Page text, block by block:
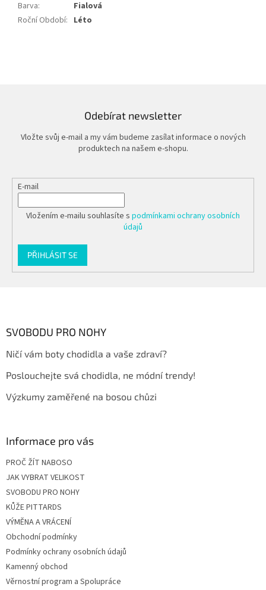
Barva:
Fialová
Roční Období: Léto
Odebírat newsletter
Vložte svůj e-mail a my vám budeme zasílat informace o nových
produktech na našem e-shopu.
E-mail
Vložením e-mailu souhlasíte s podmínkami ochrany osobních
údajů
PŘIHLÁSIT SE
SVOBODU PRO NOHY
Ničí vám boty chodidla a vaše zdraví?
Poslouchejte svá chodidla, ne módní trendy!
Výzkumy zaměřené na bosou chůzi
Informace pro vás
PROČ ŽÍT NABOSO
JAK VYBRAT VELIKOST
SVOBODU PRO NOHY
KŮŽE PITTARDS
VÝMĚNA A VRÁCENÍ
Obchodní podmínky
Podmínky ochrany osobních údajů
Kamenný obchod
Věrnostní program a Spolupráce